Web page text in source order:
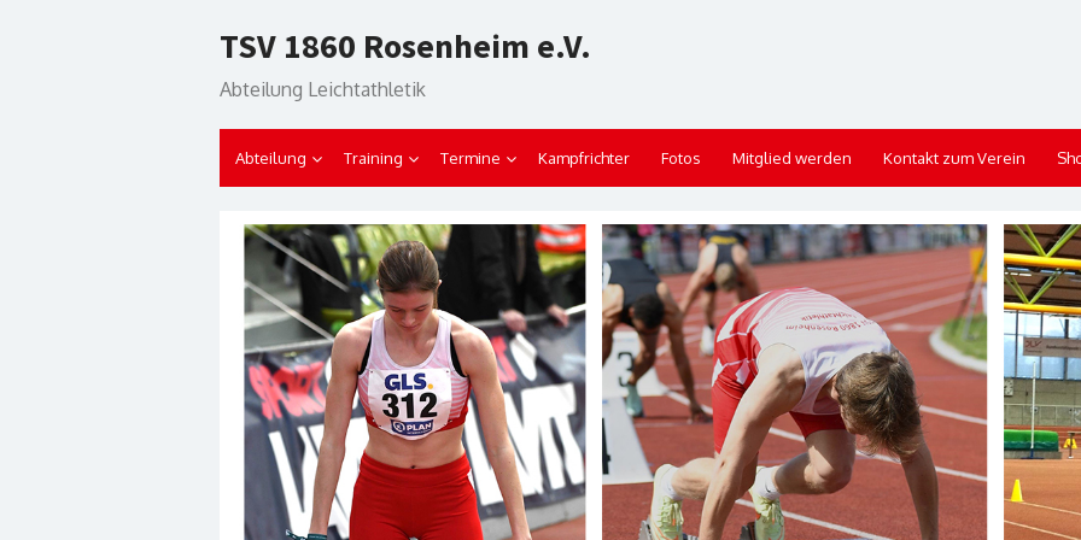
to
TSV 1860 Rosenheim e.V.
Abteilung Leichtathletik
Abteilung Training Termine Kampfrichter Fotos Mitglied werden Kontakt zum Verein